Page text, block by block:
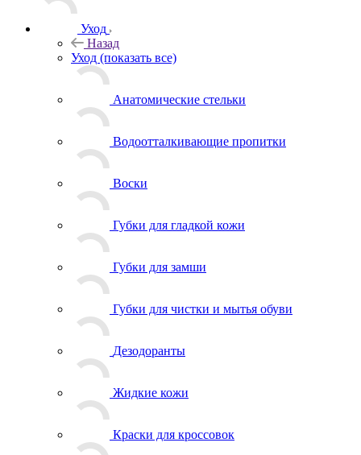
Уход
Назад
Уход (показать все)
Анатомические стельки
Водоотталкивающие пропитки
Воски
Губки для гладкой кожи
Губки для замши
Губки для чистки и мытья обуви
Дезодоранты
Жидкие кожи
Краски для кроссовок